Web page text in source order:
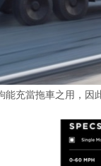
能充當拖車之用，因